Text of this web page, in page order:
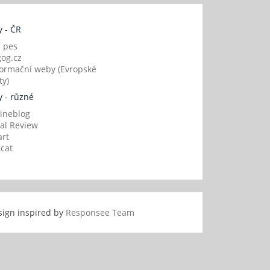
- ČR
pes
weby (Evropské
- různé
Review
inspired by Responsee Team